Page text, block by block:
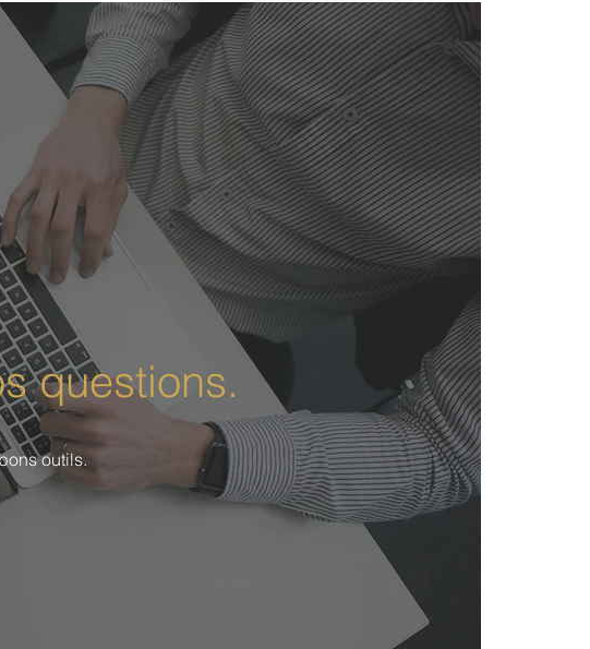
questions.
outils.